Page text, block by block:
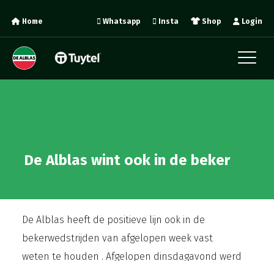
Home Login
Shop
Insta
Whatsapp
De Alblas wint ook in de beker
De Alblas heeft de positieve lijn ook in de
bekerwedstrijden van afgelopen week vast
weten te houden . Afgelopen dinsdagavond werd